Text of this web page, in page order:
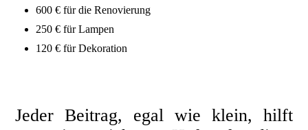
600 € für die Renovierung
250 € für Lampen
120 € für Dekoration
Jeder Beitrag, egal wie klein, hilft